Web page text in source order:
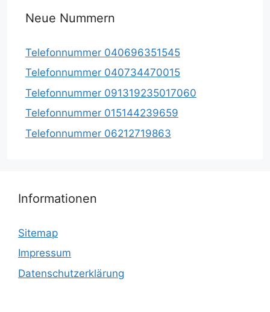
Neue Nummern
Telefonnummer 040696351545
Telefonnummer 040734470015
Telefonnummer 091319235017060
Telefonnummer 015144239659
Telefonnummer 06212719863
Informationen
Sitemap
Impressum
Datenschutzerklärung